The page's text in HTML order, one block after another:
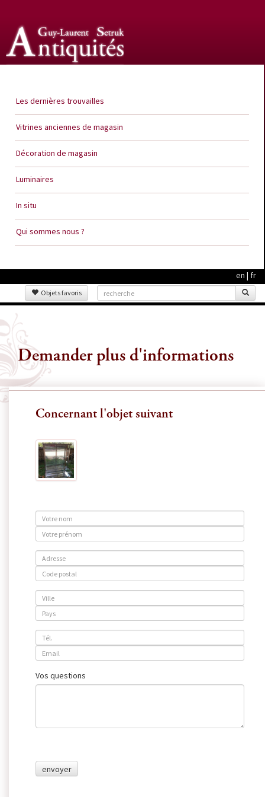
Les dernières trouvailles
Vitrines anciennes de magasin
Décoration de magasin
Luminaires
In situ
Qui sommes nous ?
en | fr
Objets favoris
Demander plus d'informations
Concernant l'objet suivant
Vos questions
envoyer